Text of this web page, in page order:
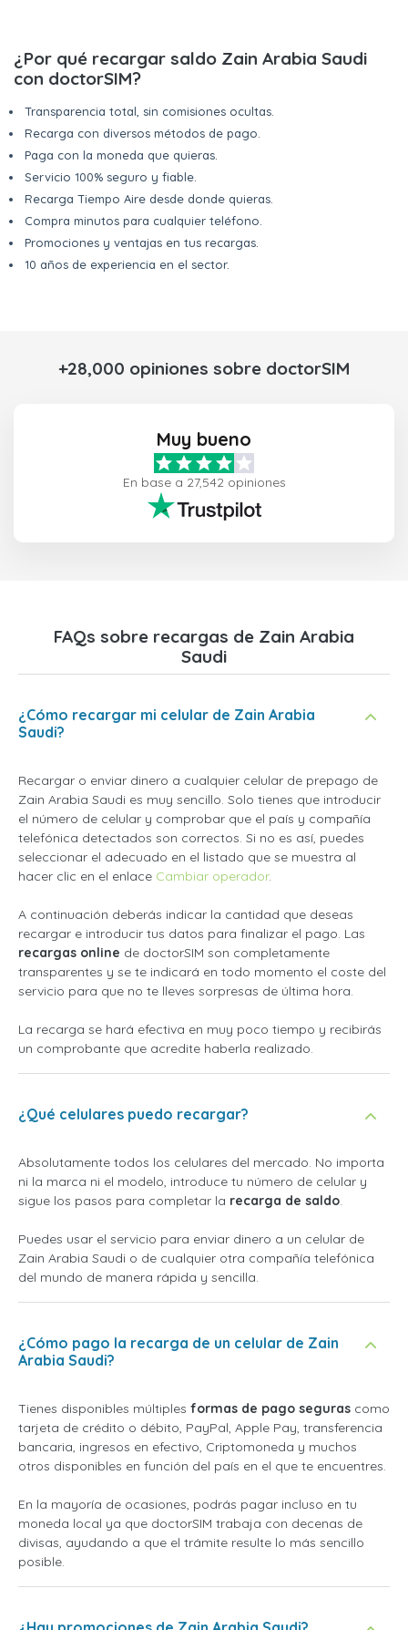
¿Por qué recargar saldo Zain Arabia Saudi
con doctorSIM?
Transparencia total, sin comisiones ocultas.
Recarga con diversos métodos de pago.
Paga con la moneda que quieras.
Servicio 100% seguro y fiable.
Recarga Tiempo Aire desde donde quieras.
Compra minutos para cualquier teléfono.
Promociones y ventajas en tus recargas.
10 años de experiencia en el sector.
+28,000 opiniones sobre doctorSIM
Muy bueno
En base a 27,542 opiniones
FAQs sobre recargas de Zain Arabia
Saudi
¿Cómo recargar mi celular de Zain Arabia
Saudi?
Recargar o enviar dinero a cualquier celular de prepago de
Zain Arabia Saudi es muy sencillo. Solo tienes que introducir
el número de celular y comprobar que el país y compañía
telefónica detectados son correctos. Si no es así, puedes
seleccionar el adecuado en el listado que se muestra al
hacer clic en el enlace Cambiar operador.
A continuación deberás indicar la cantidad que deseas
recargar e introducir tus datos para finalizar el pago. Las
recargas online de doctorSIM son completamente
transparentes y se te indicará en todo momento el coste del
servicio para que no te lleves sorpresas de última hora.
La recarga se hará efectiva en muy poco tiempo y recibirás
un comprobante que acredite haberla realizado.
¿Qué celulares puedo recargar?
Absolutamente todos los celulares del mercado. No importa
ni la marca ni el modelo, introduce tu número de celular y
sigue los pasos para completar la recarga de saldo.
Puedes usar el servicio para enviar dinero a un celular de
Zain Arabia Saudi o de cualquier otra compañía telefónica
del mundo de manera rápida y sencilla.
¿Cómo pago la recarga de un celular de Zain
Arabia Saudi?
Tienes disponibles múltiples formas de pago seguras como
tarjeta de crédito o débito, PayPal, Apple Pay, transferencia
bancaria, ingresos en efectivo, Criptomoneda y muchos
otros disponibles en función del país en el que te encuentres.
En la mayoría de ocasiones, podrás pagar incluso en tu
moneda local ya que doctorSIM trabaja con decenas de
divisas, ayudando a que el trámite resulte lo más sencillo
posible.